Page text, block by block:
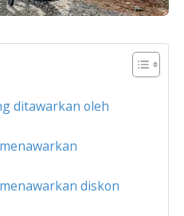
ditawarkan oleh
diskon